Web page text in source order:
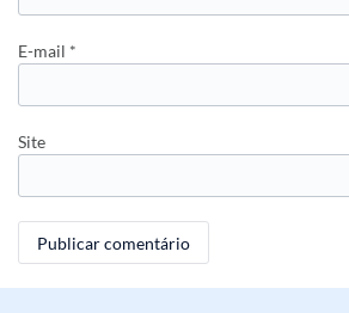
E-mail *
Site